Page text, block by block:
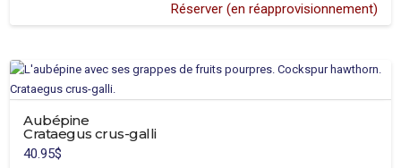
Réserver (en réapprovisionnement)
Aubépine
Crataegus crus-galli
40.95$